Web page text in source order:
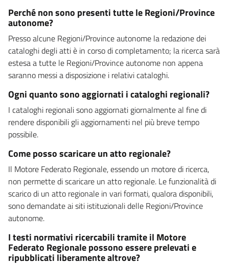
Perché non sono presenti tutte le Regioni/Province
autonome?
Presso alcune Regioni/Province autonome la redazione dei
cataloghi degli atti è in corso di completamento; la ricerca sarà
estesa a tutte le Regioni/Province autonome non appena
saranno messi a disposizione i relativi cataloghi.
Ogni quanto sono aggiornati i cataloghi regionali?
I cataloghi regionali sono aggiornati giornalmente al fine di
rendere disponibili gli aggiornamenti nel più breve tempo
possibile.
Come posso scaricare un atto regionale?
Il Motore Federato Regionale, essendo un motore di ricerca,
non permette di scaricare un atto regionale. Le funzionalità di
scarico di un atto regionale in vari formati, qualora disponibili,
sono demandate ai siti istituzionali delle Regioni/Province
autonome.
I testi normativi ricercabili tramite il Motore
Federato Regionale possono essere prelevati e
ripubblicati liberamente altrove?